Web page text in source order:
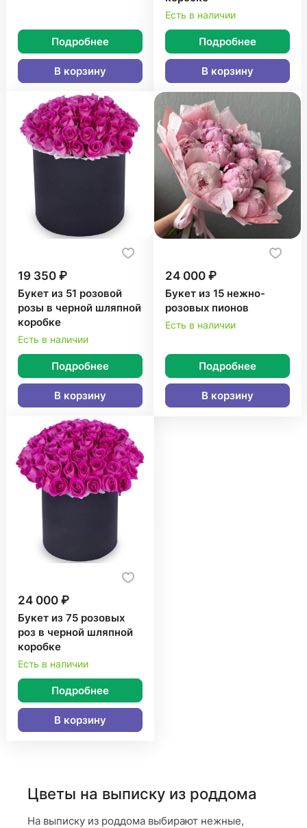
Подробнее
В корзину
Есть в наличии
Подробнее
В корзину
19 350 ₽
Букет из 51 розовой
розы в черной шляпной
коробке
Есть в наличии
Подробнее
В корзину
24 000 ₽
Букет из 15 нежно-
розовых пионов
Есть в наличии
Подробнее
В корзину
24 000 ₽
Букет из 75 розовых
роз в черной шляпной
коробке
Есть в наличии
Подробнее
В корзину
Цветы на выписку из роддома
На выписку из роддома выбирают нежные,